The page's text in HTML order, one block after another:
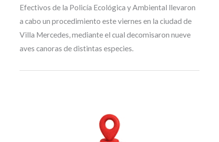
Efectivos de la Policía Ecológica y Ambiental llevaron
a cabo un procedimiento este viernes en la ciudad de
Villa Mercedes, mediante el cual decomisaron nueve
aves canoras de distintas especies.